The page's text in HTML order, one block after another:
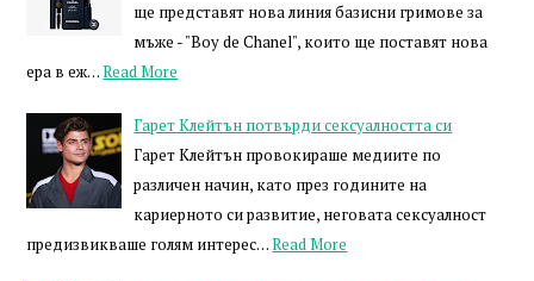
ще представят нова линия базисни гримове за
мъже - "Boy de Chanel", които ще поставят нова
ера в еж…Read More
Гарет Клейтън потвърди сексуалността си
Гарет Клейтън провокираше медиите по
различен начин, като през годините на
кариерното си развитие, неговата сексуалност
предизвикваше голям интерес…Read More